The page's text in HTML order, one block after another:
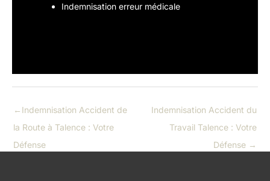
Indemnisation erreur médicale
← Indemnisation Accident de
la Route à Talence : Votre
Défense
Indemnisation Accident du
Travail Talence : Votre
Défense →